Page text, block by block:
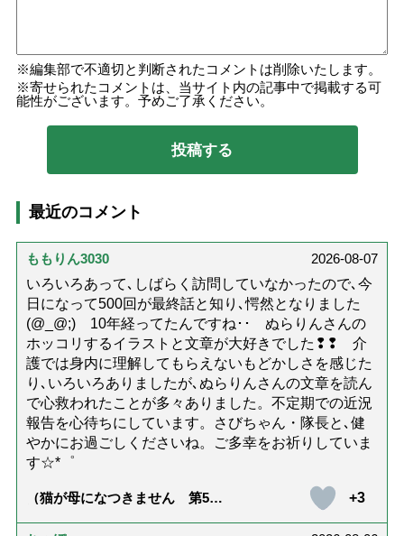
編集部で不適切と判断されたコメントは削除いたします。
寄せられたコメントは、当サイト内の記事中で掲載する可
能性がございます。予めご了承ください。
最近のコメント
ももりん3030
2026-08-07
いろいろあって､しばらく訪問していなかったので､今
日になって500回が最終話と知り､愕然となりました
(@_@;) 10年経ってたんですね･･ ぬらりんさんの
ホッコリするイラストと文章が大好きでした❢❢ 介
護では身内に理解してもらえないもどかしさを感じた
り､いろいろありましたが､ぬらりんさんの文章を読ん
で心救われたことが多々ありました。不定期での近況
報告を心待ちにしています。さびちゃん・隊長と､健
やかにお過ごしくださいね。ご多幸をお祈りしていま
す☆*゜
（猫が母になつきません 第500
+3